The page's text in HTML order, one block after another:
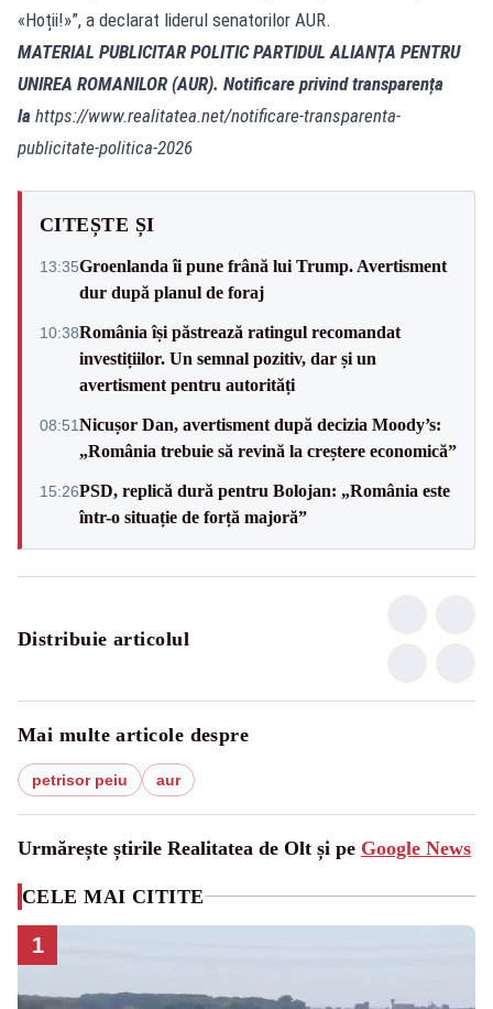
«Hoții!»”, a declarat liderul senatorilor AUR.
MATERIAL PUBLICITAR POLITIC PARTIDUL ALIANȚA PENTRU
UNIREA ROMANILOR (AUR). Notificare privind transparența
la https://www.realitatea.net/notificare-transparenta-
publicitate-politica-2026
CITEȘTE ȘI
13:35Groenlanda îi pune frână lui Trump. Avertisment
dur după planul de foraj
10:38România își păstrează ratingul recomandat
investițiilor. Un semnal pozitiv, dar și un
avertisment pentru autorități
08:51Nicușor Dan, avertisment după decizia Moody’s:
„România trebuie să revină la creștere economică”
15:26PSD, replică dură pentru Bolojan: „România este
într-o situație de forță majoră”
Distribuie articolul
Mai multe articole despre
petrisor peiu aur
Urmărește știrile Realitatea de Olt și pe Google News
CELE MAI CITITE
1